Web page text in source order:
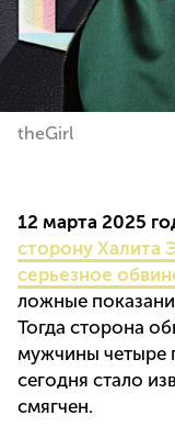
theGirl
12 марта 2025
сторону Халита
серьезное
ложные
Тогда сторона
мужчины четыре
сегодня стало
смягчен.